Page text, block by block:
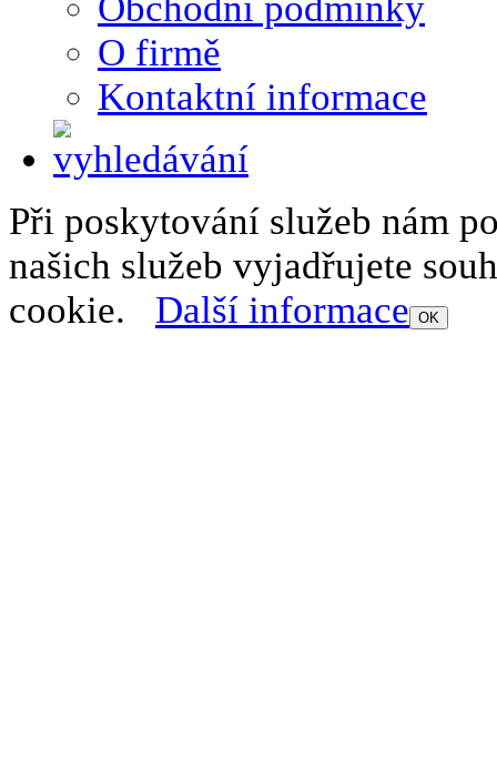
Obchodní podmínky
O firmě
Kontaktní informace
Při poskytování služeb nám
našich služeb vyjadřujete
cookie. Další informace